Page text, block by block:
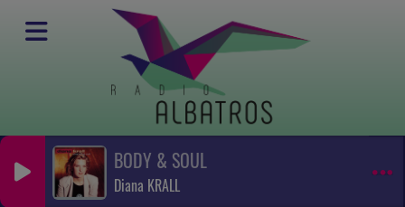
BODY & SOUL
Diana KRALL
Emissions Musique Classique